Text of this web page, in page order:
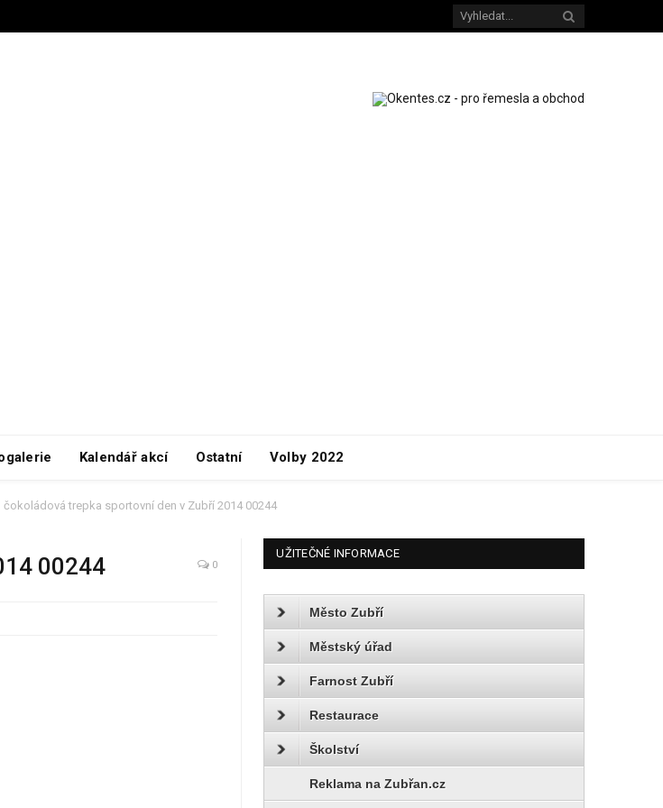
Kalendář akcí Ostatní Volby 2022
čokoládová trepka sportovní den v Zubří 2014 00244
00244 0
UŽITEČNÉ INFORMACE
Město Zubří
Městský úřad
Farnost Zubří
Restaurace
Školství
Reklama na Zubřan.cz